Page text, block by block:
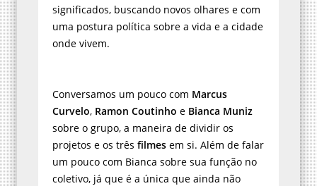
significados, buscando novos olhares e com
uma postura política sobre a vida e a cidade
onde vivem.
Conversamos um pouco com Marcus
Curvelo, Ramon Coutinho e Bianca Muniz
sobre o grupo, a maneira de dividir os
projetos e os três filmes em si. Além de falar
um pouco com Bianca sobre sua função no
coletivo, já que é a única que ainda não